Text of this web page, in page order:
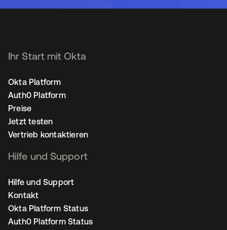
Ihr Start mit Okta
Okta Platform
Auth0 Platform
Preise
Jetzt testen
Vertrieb kontaktieren
Hilfe und Support
Hilfe und Support
Kontakt
Okta Platform Status
Auth0 Platform Status